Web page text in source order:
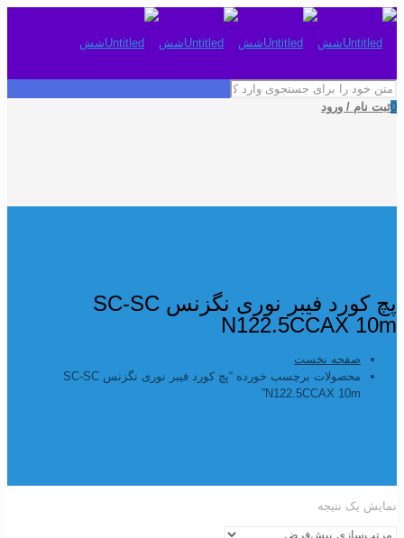
0ثبت نام / ورود
پچ کورد فیبر نوری نگزنس SC-SC
N122.5CCAX 10m
صفحه نخست
محصولات برچسب خورده “پچ کورد فیبر نوری نگزنس SC-SC
N122.5CCAX 10m”
نمایش یک نتیجه